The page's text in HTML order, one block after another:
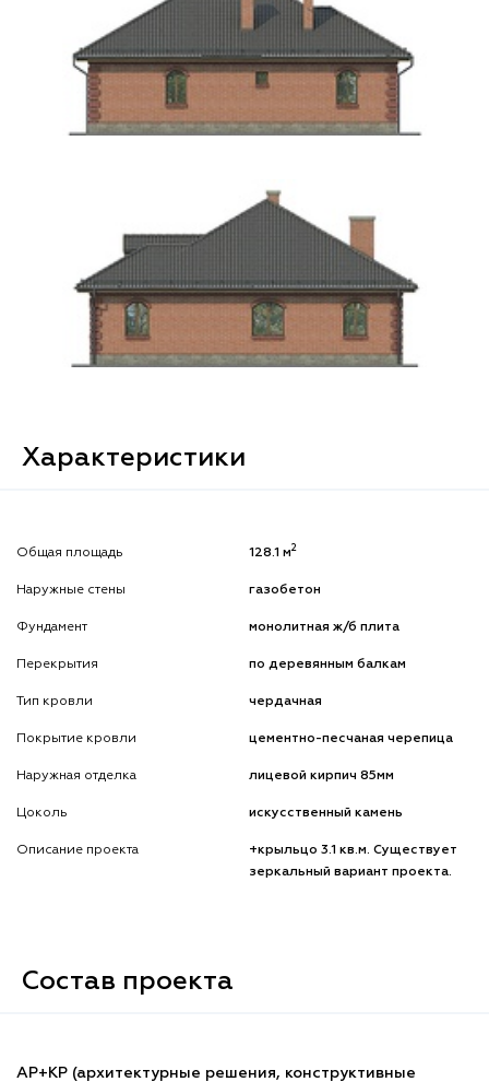
Характеристики
Общая площадь 128.1 м2
Наружные стены газобетон
Фундамент монолитная ж/б плита
Перекрытия по деревянным балкам
Тип кровли чердачная
Покрытие кровли цементно-песчаная черепица
Наружная отделка лицевой кирпич 85мм
Цоколь искусственный камень
Описание проекта
+крыльцо 3.1 кв.м. Существует
зеркальный вариант проекта.
Состав проекта
АР+КР (архитектурные решения, конструктивные